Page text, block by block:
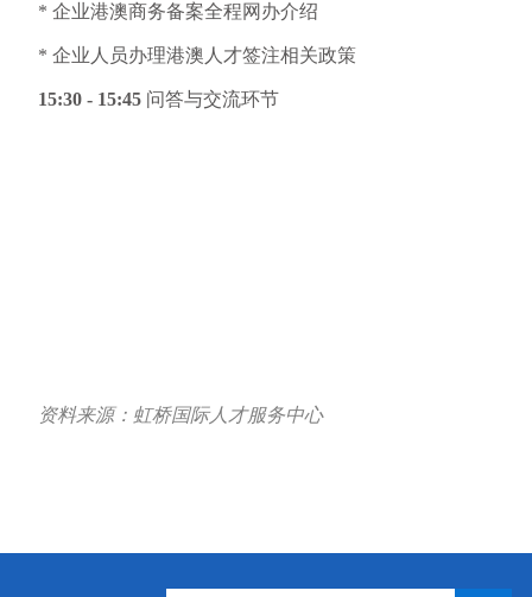
* 企业港澳商务备案全程网办介绍
* 企业人员办理港澳人才签注相关政策
15:30 - 15:45 问答与交流环节
资料来源：虹桥国际人才服务中心